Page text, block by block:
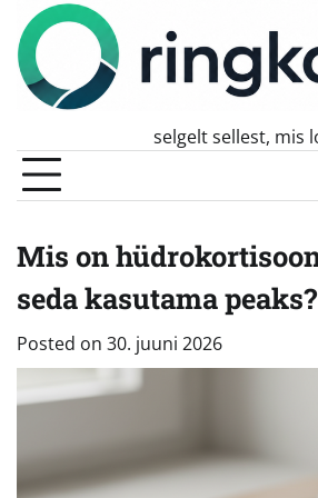
Skip
content
selgelt sellest, mis
Mis on
seda kasutama peaks?
Posted on 30. juuni 2026